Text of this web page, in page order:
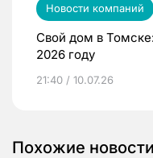
Новости компаний
Свой дом в
2026 году
21:40 / 10.07.26
Похожие новости